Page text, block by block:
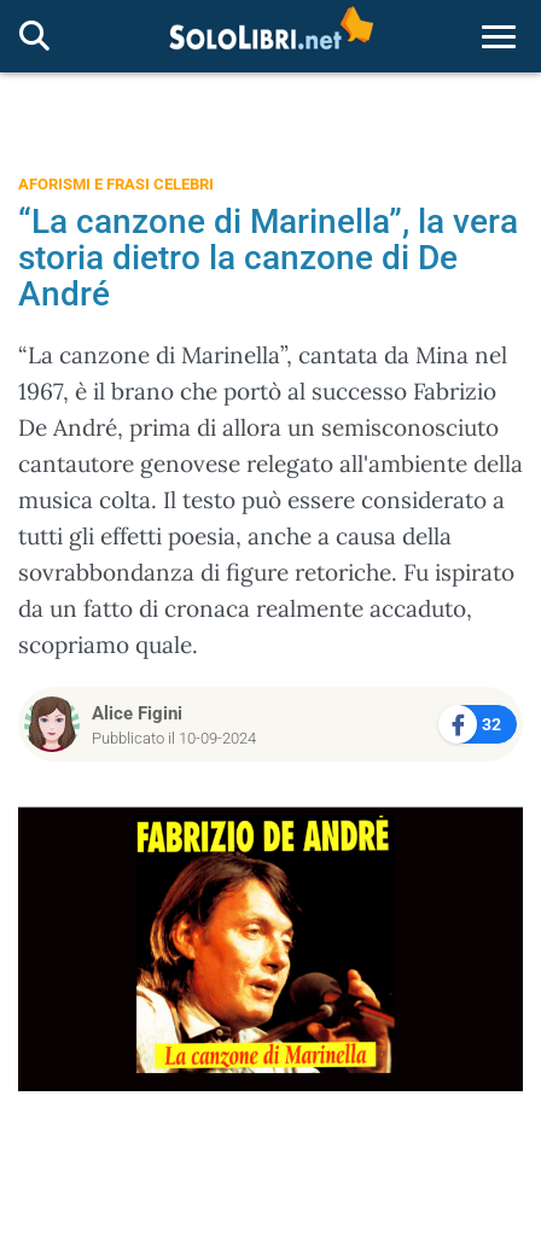
AFORISMI E FRASI CELEBRI
“La canzone di Marinella”, la vera
storia dietro la canzone di De
André
“La canzone di Marinella”, cantata da Mina nel
1967, è il brano che portò al successo Fabrizio
De André, prima di allora un semisconosciuto
cantautore genovese relegato all'ambiente della
musica colta. Il testo può essere considerato a
tutti gli effetti poesia, anche a causa della
sovrabbondanza di figure retoriche. Fu ispirato
da un fatto di cronaca realmente accaduto,
scopriamo quale.
Alice Figini
Pubblicato il 10-09-2024
32